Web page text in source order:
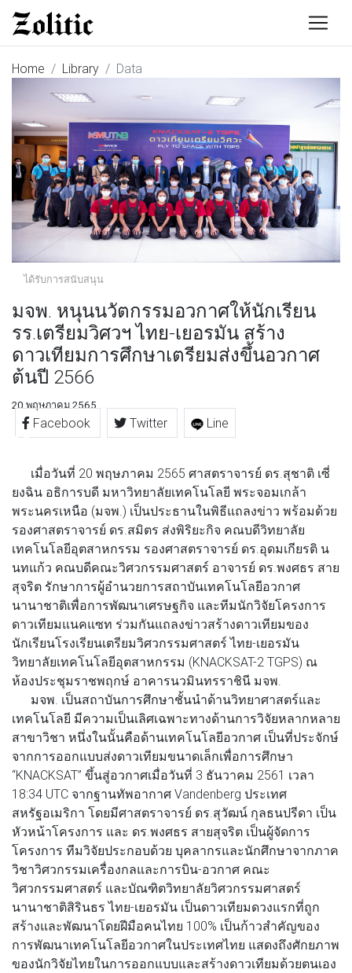
Home Library Data
ได้รับการสนับสนุน
มจพ. หนุนนวัตกรรมอวกาศให้นักเรียน
รร.เตรียมวิศวฯ ไทย-เยอรมัน สร้าง
ดาวเทียมการศึกษาเตรียมส่งขึ้นอวกาศ
ต้นปี 2566
20 พฤษภาคม 2565
Facebook Twitter Line
เมื่อวันที่ 20 พฤษภาคม 2565 ศาสตราจารย์ ดร.สุชาติ เซี่
ยงฉิน อธิการบดี มหาวิทยาลัยเทคโนโลยี พระจอมเกล้า
พระนครเหนือ (มจพ.) เป็นประธานในพิธีแถลงข่าว พร้อมด้วย
รองศาสตราจารย์ ดร.สมิตร ส่งพิริยะกิจ คณบดีวิทยาลัย
เทคโนโลยีอุตสาหกรรม รองศาสตราจารย์ ดร.อุดมเกียรติ น
นทแก้ว คณบดีคณะวิศวกรรมศาสตร์ อาจารย์ ดร.พงศธร สาย
สุจริต รักษาการผู้อำนวยการสถาบันเทคโนโลยีอวกาศ
นานาชาติเพื่อการพัฒนาเศรษฐกิจ และทีมนักวิจัยโครงการ
ดาวเทียมแนคแซท ร่วมกันแถลงข่าวสร้างดาวเทียมของ
นักเรียนโรงเรียนเตรียมวิศวกรรมศาสตร์ ไทย-เยอรมัน
วิทยาลัยเทคโนโลยีอุตสาหกรรม (KNACKSAT-2 TGPS) ณ
ห้องประชุมราชพฤกษ์ อาคารนวมินทรราชินี มจพ.
มจพ. เป็นสถาบันการศึกษาชั้นนำด้านวิทยาศาสตร์และ
เทคโนโลยี มีความเป็นเลิศเฉพาะทางด้านการวิจัยหลากหลาย
สาขาวิชา หนึ่งในนั้นคือด้านเทคโนโลยีอวกาศ เป็นที่ประจักษ์
จากการออกแบบส่งดาวเทียมขนาดเล็กเพื่อการศึกษา
“KNACKSAT” ขึ้นสู่อวกาศเมื่อวันที่ 3 ธันวาคม 2561 เวลา
18:34 UTC จากฐานทัพอากาศ Vandenberg ประเทศ
สหรัฐอเมริกา โดยมีศาสตราจารย์ ดร.สุวัฒน์ กุลธนปรีดา เป็น
หัวหน้าโครงการ และ ดร.พงศธร สายสุจริต เป็นผู้จัดการ
โครงการ ทีมวิจัยประกอบด้วย บุคลากรและนักศึกษาจากภาค
วิชาวิศวกรรมเครื่องกลและการบิน-อวกาศ คณะ
วิศวกรรมศาสตร์ และบัณฑิตวิทยาลัยวิศวกรรมศาสตร์
นานาชาติสิรินธร ไทย-เยอรมัน เป็นดาวเทียมดวงแรกที่ถูก
สร้างและพัฒนาโดยฝีมือคนไทย 100% เป็นก้าวสำคัญของ
การพัฒนาเทคโนโลยีอวกาศในประเทศไทย แสดงถึงศักยภาพ
ของนักวิจัยไทยในการออกแบบและสร้างดาวเทียมด้วยตนเอง